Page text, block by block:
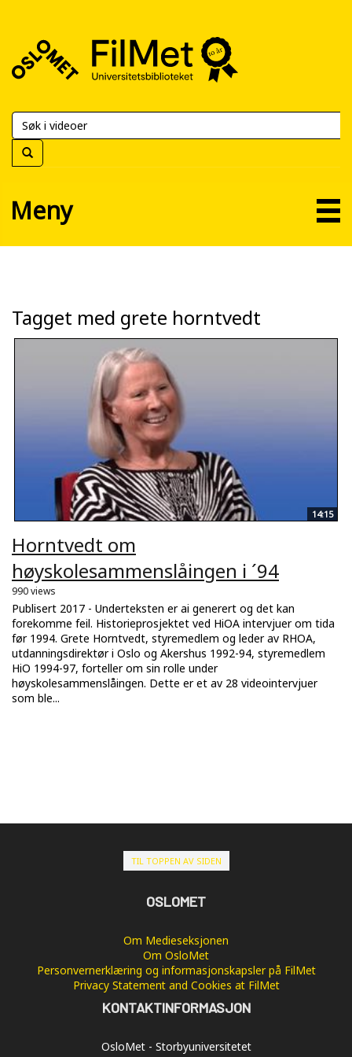
FilMet
Universitetsbiblioteket
Meny
Tagget med grete horntvedt
14:15
Horntvedt om
høyskolesammenslåingen i ´94
990 views
Publisert 2017 - Underteksten er ai generert og det kan
forekomme feil. Historieprosjektet ved HiOA intervjuer om tida
før 1994. Grete Horntvedt, styremedlem og leder av RHOA,
utdanningsdirektør i Oslo og Akershus 1992-94, styremedlem
HiO 1994-97, forteller om sin rolle under
høyskolesammenslåingen. Dette er et av 28 videointervjuer
som ble...
TIL TOPPEN AV SIDEN
OSLOMET
Om Medieseksjonen
Om OsloMet
Personvernerklæring og informasjonskapsler på FilMet
Privacy Statement and Cookies at FilMet
KONTAKTINFORMASJON
OsloMet - Storbyuniversitetet